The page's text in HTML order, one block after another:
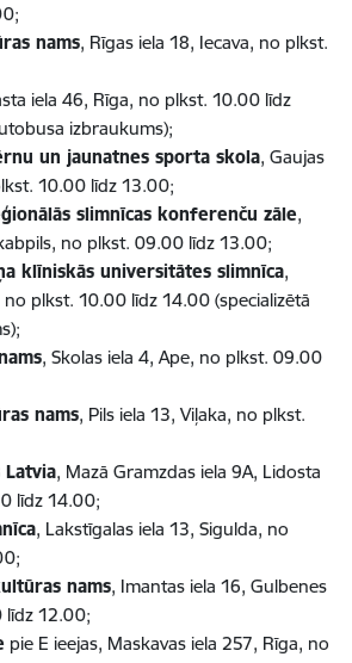
nams, Rīgas iela 18, Iecava, no plkst.
iela 46, Rīga, no plkst. 10.00 līdz
izbraukums);
un jaunatnes sporta skola, Gaujas
10.00 līdz 13.00;
slimnīcas konferenču zāle,
no plkst. 09.00 līdz 13.00;
klīniskās universitātes slimnīca,
no plkst. 10.00 līdz 14.00 (specializētā
, Skolas iela 4, Ape, no plkst. 09.00
nams, Pils iela 13, Viļaka, no plkst.
Latvia, Mazā Gramzdas iela 9A, Lidosta
līdz 14.00;
, Lakstīgalas iela 13, Sigulda, no
nams, Imantas iela 16, Gulbenes
līdz 12.00;
pie E ieejas, Maskavas iela 257, Rīga, no